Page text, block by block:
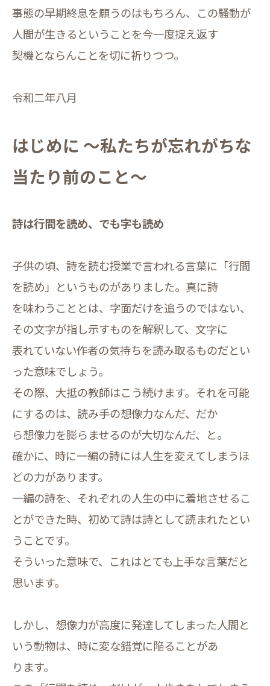
事態の早期終息を願うのはもちろん、この騒動が
人間が生きるということを今一度捉え返す
契機とならんことを切に祈りつつ。
令和二年八月
はじめに ～私たちが忘れがちな
当たり前のこと～
詩は行間を読め、でも字も読め
子供の頃、詩を読む授業で言われる言葉に「行間
を読め」というものがありました。真に詩
を味わうこととは、字面だけを追うのではない、
その文字が指し示すものを解釈して、文字に
表れていない作者の気持ちを読み取るものだとい
った意味でしょう。
その際、大抵の教師はこう続けます。それを可能
にするのは、読み手の想像力なんだ、だか
ら想像力を膨らませるのが大切なんだ、と。
確かに、時に一編の詩には人生を変えてしまうほ
どの力があります。
一編の詩を、それぞれの人生の中に着地させるこ
とができた時、初めて詩は詩として読まれたとい
うことです。
そういった意味で、これはとても上手な言葉だと
思います。
しかし、想像力が高度に発達してしまった人間と
いう動物は、時に変な錯覚に陥ることがあ
ります。